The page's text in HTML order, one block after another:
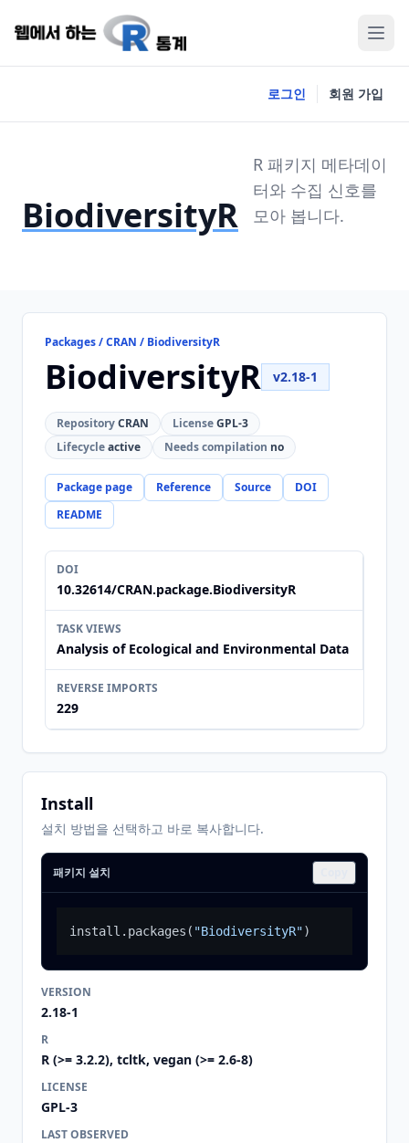
로그인 회원 가입
BiodiversityR
R 패키지 메타데이
터와 수집 신호를
모아 봅니다.
Packages / CRAN / BiodiversityR
BiodiversityR v2.18-1
RepositoryCRAN LicenseGPL-3
Lifecycleactive Needs compilation no
Package page Reference Source
DOI
README
DOI
10.32614/CRAN.package.BiodiversityR
TASK VIEWS
Analysis of Ecological and Environmental Data
REVERSE IMPORTS
229
Install
설치 방법을 선택하고 바로 복사합니다.
패키지 설치
install.packages ( "BiodiversityR")
VERSION
2.18-1
R
R (>= 3.2.2), tcltk, vegan (>= 2.6-8)
LICENSE
GPL-3
LAST OBSERVED